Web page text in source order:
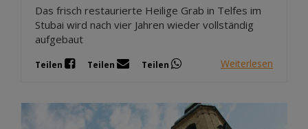
Das frisch restaurierte Heilige Grab in Telfes im
Stubai wird nach vier Jahren wieder vollständig
aufgebaut
Teilen Teilen Teilen Weiterlesen